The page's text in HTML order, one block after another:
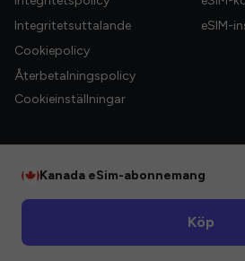
Integritetsuttalande
Cookiepolicy
Återbetalningspolicy
Cookieinställningar
eSIM-
Kanada eSim-abonnemang
Köp